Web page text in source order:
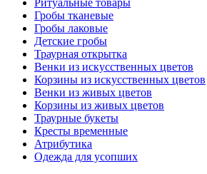
Ритуальные товары
Гробы тканевые
Гробы лаковые
Детские гробы
Траурная открытка
Венки из искусственных цветов
Корзины из искусственных цветов
Венки из живых цветов
Корзины из живых цветов
Траурные букеты
Кресты временные
Атрибутика
Одежда для усопших